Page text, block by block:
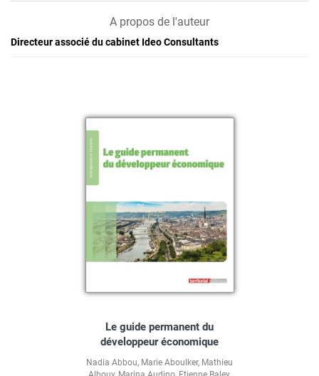
A propos de l'auteur
Directeur associé du cabinet Ideo Consultants
Le guide permanent du
développeur économique
Nadia Abbou, Marie Aboulker, Mathieu